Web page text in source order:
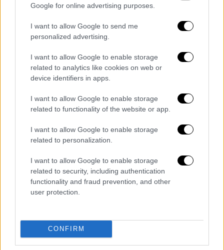
Google for online advertising purposes.
I want to allow Google to send me
personalized advertising.
I want to allow Google to enable storage
related to analytics like cookies on web or
device identifiers in apps.
I want to allow Google to enable storage
related to functionality of the website or app.
I want to allow Google to enable storage
related to personalization.
I want to allow Google to enable storage
related to security, including authentication
functionality and fraud prevention, and other
user protection.
CONFIRM
34ος τελικός - Ελληνικό /
22 Φεβρουαρίου
Ολυμπιακός-Παναθηναϊκός 70-80
Διαιτητές: Βορεάδης, Ζαβλανός, Κορομηλάς
ΟΛΥΜΠΙΑΚΟΣ (Παναγιώτης Γιαννάκης):
Παπαλουκάς 13 (1), Πελεκάνος , Πρίντεζης 9,
Βούισιτς 4, Μιλόσεβιτς , Μπουρούσης 10,
Χαλπερίν 3 (1), Γκριρ 11 (1), Πάργκο 7 (1),
Σχορτσιανίτης 3.
ΠΑΝΑΘΗΝΑΪΚΟΣ (Ζέλιμιρ Ομπράντοβιτς):
Γιασικεβίτσιους 10 (1), Σπανούλης 9,
Περπέρογλου 9 (2), Μπατίστ 12, Φώτσης
13(2), Χατζηβρέττας , Νίκολας 6 (2),
Τσαρτσαρής , Διαμαντίδης 16 (3), Πέκοβιτς 5.
35ος τελικός - Ελληνικό /20 Φεβρουαρίου
Ολυμπιακός-Παναθηναϊκός 68-64(37-31)